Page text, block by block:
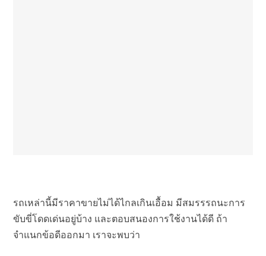
รถเหล่านี้มีราคาขายไม่ได้ไกลเกินเอื้อม มีสมรรรถนะการ
ขับขี่โดดเด่นอยู่บ้าง และตอบสนองการใช้งานได้ดี ถ้า
จำแนกข้อดีออกมา เราจะพบว่า